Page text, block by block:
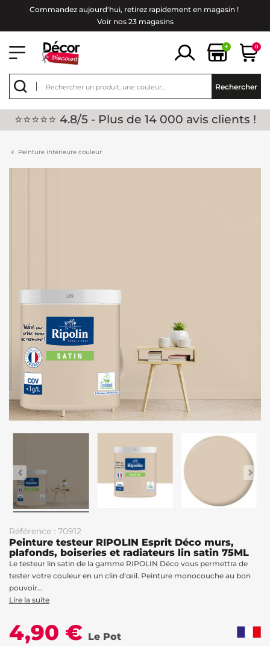
Commandez aujourd'hui, retirez rapidement en magasin !
Voir nos 23 magasins
+ 0
Rechercher
⭐⭐⭐⭐⭐ 4.8/5 - Plus de 14 000 avis clients !
Peinture intérieure couleur
Référence : 70912
Peinture testeur RIPOLIN Esprit Déco murs,
plafonds, boiseries et radiateurs lin satin 75ML
Le testeur lin satin de la gamme RIPOLIN Déco vous permettra de
tester votre couleur en un clin d'œil. Peinture monocouche au bon
pouvoir...
Lire la suite
4,90 € Le Pot